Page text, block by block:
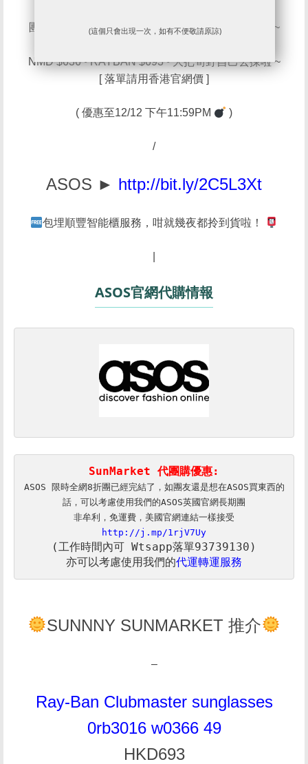
團友限定買$1野都可以75折埋單兼直送順豐智能櫃~
NMD $636~ RAYBAN $693~ 大把筍野自己去揀啦 ~
[ 落單請用香港官網價 ]
( 優惠至12/12 下午11:59PM )
/
ASOS ► http://bit.ly/2C5L3Xt
包埋順豐智能櫃服務，咁就幾夜都拎到貨啦！
ASOS官網代購情報
SunMarket 代團購優惠:
ASOS 限時全網8折團已經完結了，如團友還是想在ASOS買東西的
話，可以考慮使用我們的ASOS英國官網長期團
http://j.mp/1rjV7Uy
亦可以考慮使用我們的代運轉運服務
SUNNNY SUNMARKET 推介
–
Ray-Ban Clubmaster sunglasses
0rb3016 w0366 49
HKD693
(這個只會出現一次，如有不便敬請原諒)